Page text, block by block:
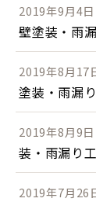
2019年9月4日
壁塗装・雨
2019年8月17
塗装・雨漏
2019年8月9日
装・雨漏り
2019年7月26